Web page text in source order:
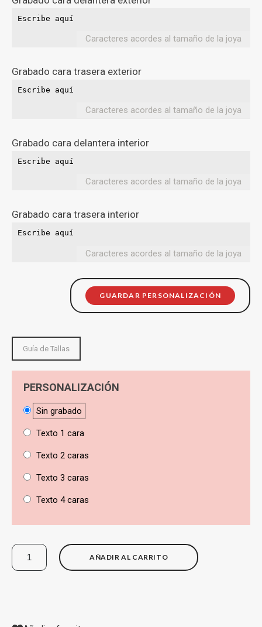
Caracteres acordes al tamaño de la joya
Grabado cara trasera exterior
Caracteres acordes al tamaño de la joya
Grabado cara delantera interior
Caracteres acordes al tamaño de la joya
Grabado cara trasera interior
Caracteres acordes al tamaño de la joya
GUARDAR PERSONALIZACIÓN
Guía de Tallas
PERSONALIZACIÓN
Sin grabado
Texto 1 cara
Texto 2 caras
Texto 3 caras
Texto 4 caras
AÑADIR AL CARRITO